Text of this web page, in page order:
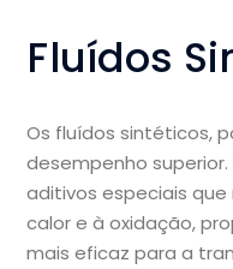
Fluídos
Os fluídos sintéticos,
desempenho
aditivos especiais
calor e à oxidação,
mais eficaz para a